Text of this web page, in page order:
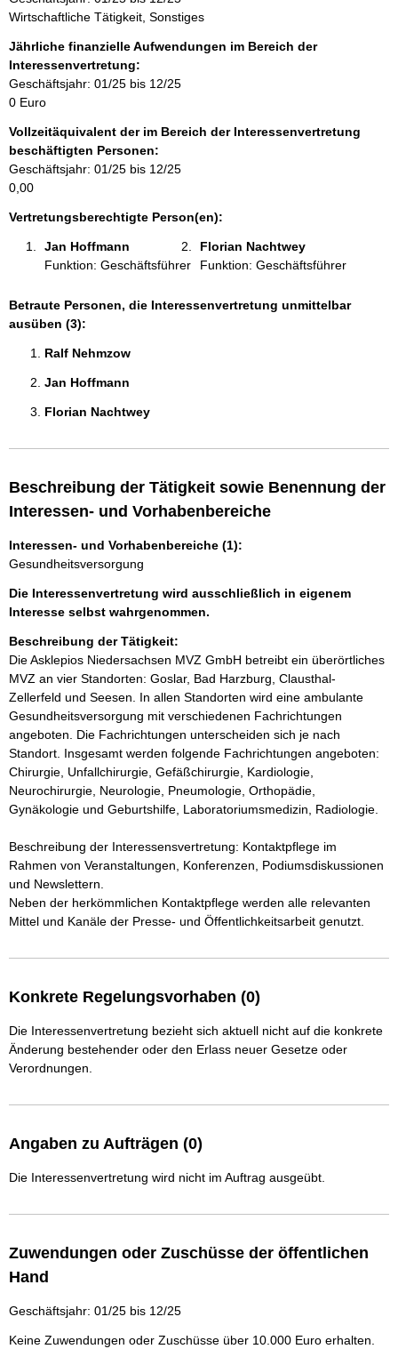
o
r
m
a
t
i
n
e
n
:
Wirtschaftliche Tätigkeit, Sonstiges
Jährliche finanzielle Aufwendungen im Bereich der
Interessenvertretung:
Geschäftsjahr: 01/25 bis 12/25
0 Euro
Vollzeitäquivalent der im Bereich der Interessenvertretung
beschäftigten Personen:
Geschäftsjahr: 01/25 bis 12/25
0,00
Vertretungsberechtigte Person(en):
Jan Hoffmann
Funktion: Geschäftsführer
Florian Nachtwey
Funktion: Geschäftsführer
Betraute Personen, die Interessenvertretung unmittelbar
ausüben (3):
Ralf Nehmzow
Jan Hoffmann
Florian Nachtwey
Beschreibung der Tätigkeit sowie Benennung der
Interessen- und Vorhabenbereiche
Interessen- und Vorhabenbereiche (1):
Gesundheitsversorgung
Die Interessenvertretung wird ausschließlich in eigenem
Interesse selbst wahrgenommen.
Beschreibung der Tätigkeit:
Die Asklepios Niedersachsen MVZ GmbH betreibt ein überörtliches
MVZ an vier Standorten: Goslar, Bad Harzburg, Clausthal-
Zellerfeld und Seesen. In allen Standorten wird eine ambulante
Gesundheitsversorgung mit verschiedenen Fachrichtungen
angeboten. Die Fachrichtungen unterscheiden sich je nach
Standort. Insgesamt werden folgende Fachrichtungen angeboten:
Chirurgie, Unfallchirurgie, Gefäßchirurgie, Kardiologie,
Neurochirurgie, Neurologie, Pneumologie, Orthopädie,
Gynäkologie und Geburtshilfe, Laboratoriumsmedizin, Radiologie.
Beschreibung der Interessensvertretung: Kontaktpflege im
Rahmen von Veranstaltungen, Konferenzen, Podiumsdiskussionen
und Newslettern.
Neben der herkömmlichen Kontaktpflege werden alle relevanten
Konkrete Regelungsvorhaben (0)
Die Interessenvertretung bezieht sich aktuell nicht auf die konkrete
Änderung bestehender oder den Erlass neuer Gesetze oder
Verordnungen.
Angaben zu Aufträgen (0)
Die Interessenvertretung wird nicht im Auftrag ausgeübt.
Zuwendungen oder Zuschüsse der öffentlichen
Hand
Geschäftsjahr: 01/25 bis 12/25
Keine Zuwendungen oder Zuschüsse über 10.000 Euro erhalten.